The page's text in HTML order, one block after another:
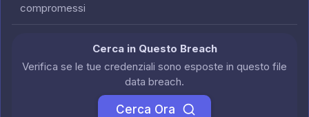
compromessi
Cerca in Questo Breach
Verifica se le tue credenziali sono esposte in questo file
data breach.
Cerca Ora